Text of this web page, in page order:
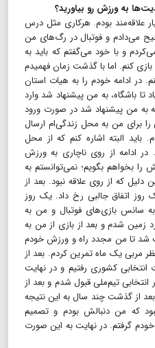
به ورزش رو بیاورید؟
علاقه‌مند بودم. هرکاری مثل درس
می‌دادم و فوتبال در رگ‌های من
و با خود می‌گفتم که باید به
کنم. اما با گذشت زمان فهمیدم
در ادامه خودم را به هیات استان
تا باشگاه، به من پیشنهاد شد وارد
به من پیشنهاد شد در صورت ورود
برای من به محل زندگی‌ام ارسال
باید البته اشاره کنم که از محل
در ادامه از روی ناچاری به ورزش
را بخواهم بگویم؛ نمی‌توانستم به
که از روی علاقه نبود. بعد از
اتفاق جالبی رخ داد. یک روز
به سانس بازی‌های فوتبال و من به
زمین شدم و بعد از بازی از من به
شد تا من مجدد راه و ورزش خودم
مربی یک ماه تمرین کردم. بعد از
انتخابی کشوری رفتیم و در نهایت
انتخابی تیم‌ملی قبول شدم و بعد از
اصلی شدم. بعد از گذشت چند سال به این نتیجه
که من دنبالش بودم و تصمیم
گرفتم. در نهایت به این صورت